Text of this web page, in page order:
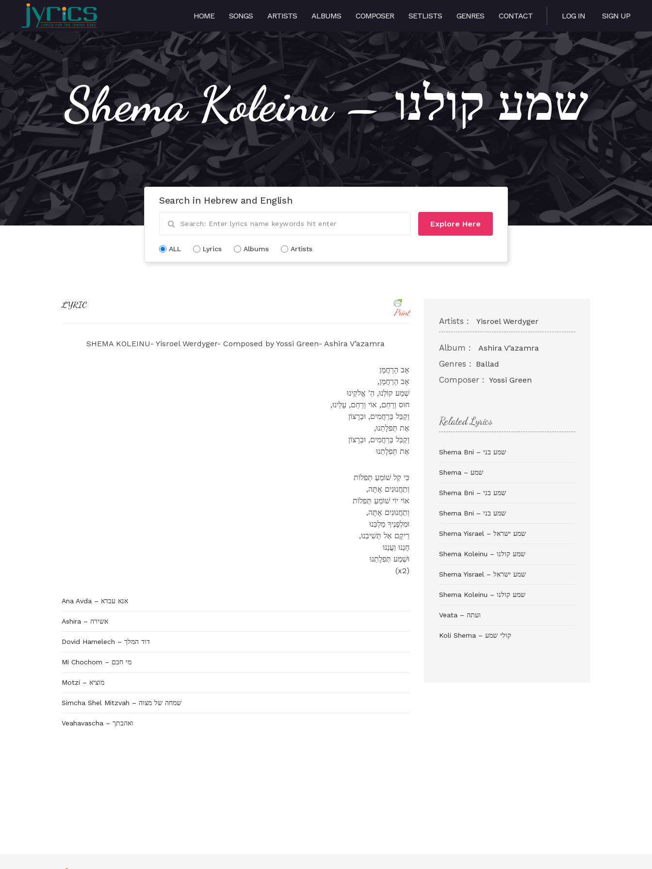
HOME SONGS ARTISTS ALBUMS COMPOSER SETLISTS GENRES CONTACT LOG IN SIGN UP
Shema Koleinu – שמע קולנו
Search in Hebrew and English
Explore Here
ALL Lyrics Albums Artists
LYRIC
Print
SHEMA KOLEINU- Yisroel Werdyger- Composed by Yossi Green- Ashira V’azamra
אָב הָרַחֲמָן
,אָב הָרַחֲמָן
שְׁמַע קוֹלֵנוּ, הַ’ אֱלֹקֵינוּ
,חוּס וְרַחֵם, אוֹי וְרַחֵם, עָלֵינוּ
וְקַבֵּל בְּרַחֲמִים, וּבְרָצוֹן
,אֶת תְּפִלָתֵנוּ
וְקַבֵּל בְּרַחֲמִים, וּבְרָצוֹן
אֶת תְּפִלָתֵנוּ
כִּי קֵל שׁוֹמֵעַ תְּפִלוֹת
,וְתַחֲנוּנִים אָתָּה
אוֹי יוֹי שׁוֹמֵעַ תְּפִלוֹת
,וְתַחֲנוּנִים אָתָּה
וּמִלְפָנֶיךָ מַלְכֵּנוּ
,רֵיקָם אַל תְּשִׁיבֵנוּ
חָנֵנוּ וַעֲנֵנוּ
וּשְׁמַע תְּפִלָתֵנוּ
(x2)
Ana Avda – אנא עבדא
Ashira – אשירה
Dovid Hamelech – דוד המלך
Mi Chochom – מי חכם
Motzi – מוציא
Simcha Shel Mitzvah – שמחה של מצוה
Veahavascha – ואהבתך
Artists : Yisroel Werdyger
Album : Ashira V’azamra
Genres : Ballad
Composer : Yossi Green
Related Lyrics
Shema Bni – שמע בני
Shema – שמע
Shema Bni – שמע בני
Shema Bni – שמע בני
Shema Yisrael – שמע ישראל
Shema Koleinu – שמע קולנו
Shema Yisrael – שמע ישראל
Shema Koleinu – שמע קולנו
Veata – ועתה
Koli Shema – קולי שמע